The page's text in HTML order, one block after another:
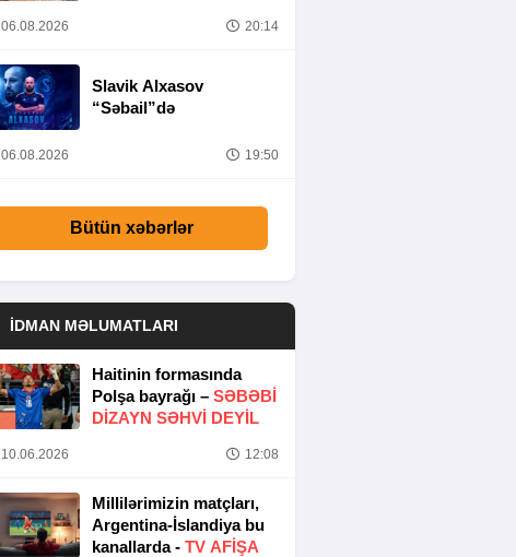
06.08.2026 20:14
Slavik Alxasov
“Səbail”də
06.08.2026 19:50
Bütün xəbərlər
İDMAN MƏLUMATLARI
Haitinin formasında
Polşa bayrağı – SƏBƏBI
DIZAYN SƏHVI DEYIL
10.06.2026 12:08
Millilərimizin matçları,
Argentina-İslandiya bu
kanallarda - TV AFİŞA